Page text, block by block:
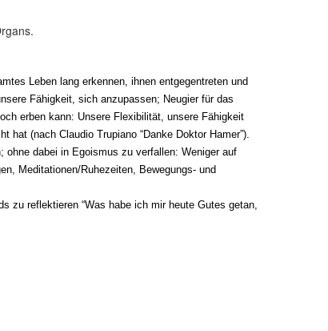
Leben lang erkennen, ihnen entgegentreten und
Fähigkeit, sich anzupassen; Neugier für das
erben kann: Unsere Flexibilität, unsere Fähigkeit
hat (nach Claudio Trupiano “Danke Doktor Hamer”).
dabei in Egoismus zu verfallen: Weniger auf
Meditationen/Ruhezeiten, Bewegungs- und
zu reflektieren “Was habe ich mir heute Gutes getan,